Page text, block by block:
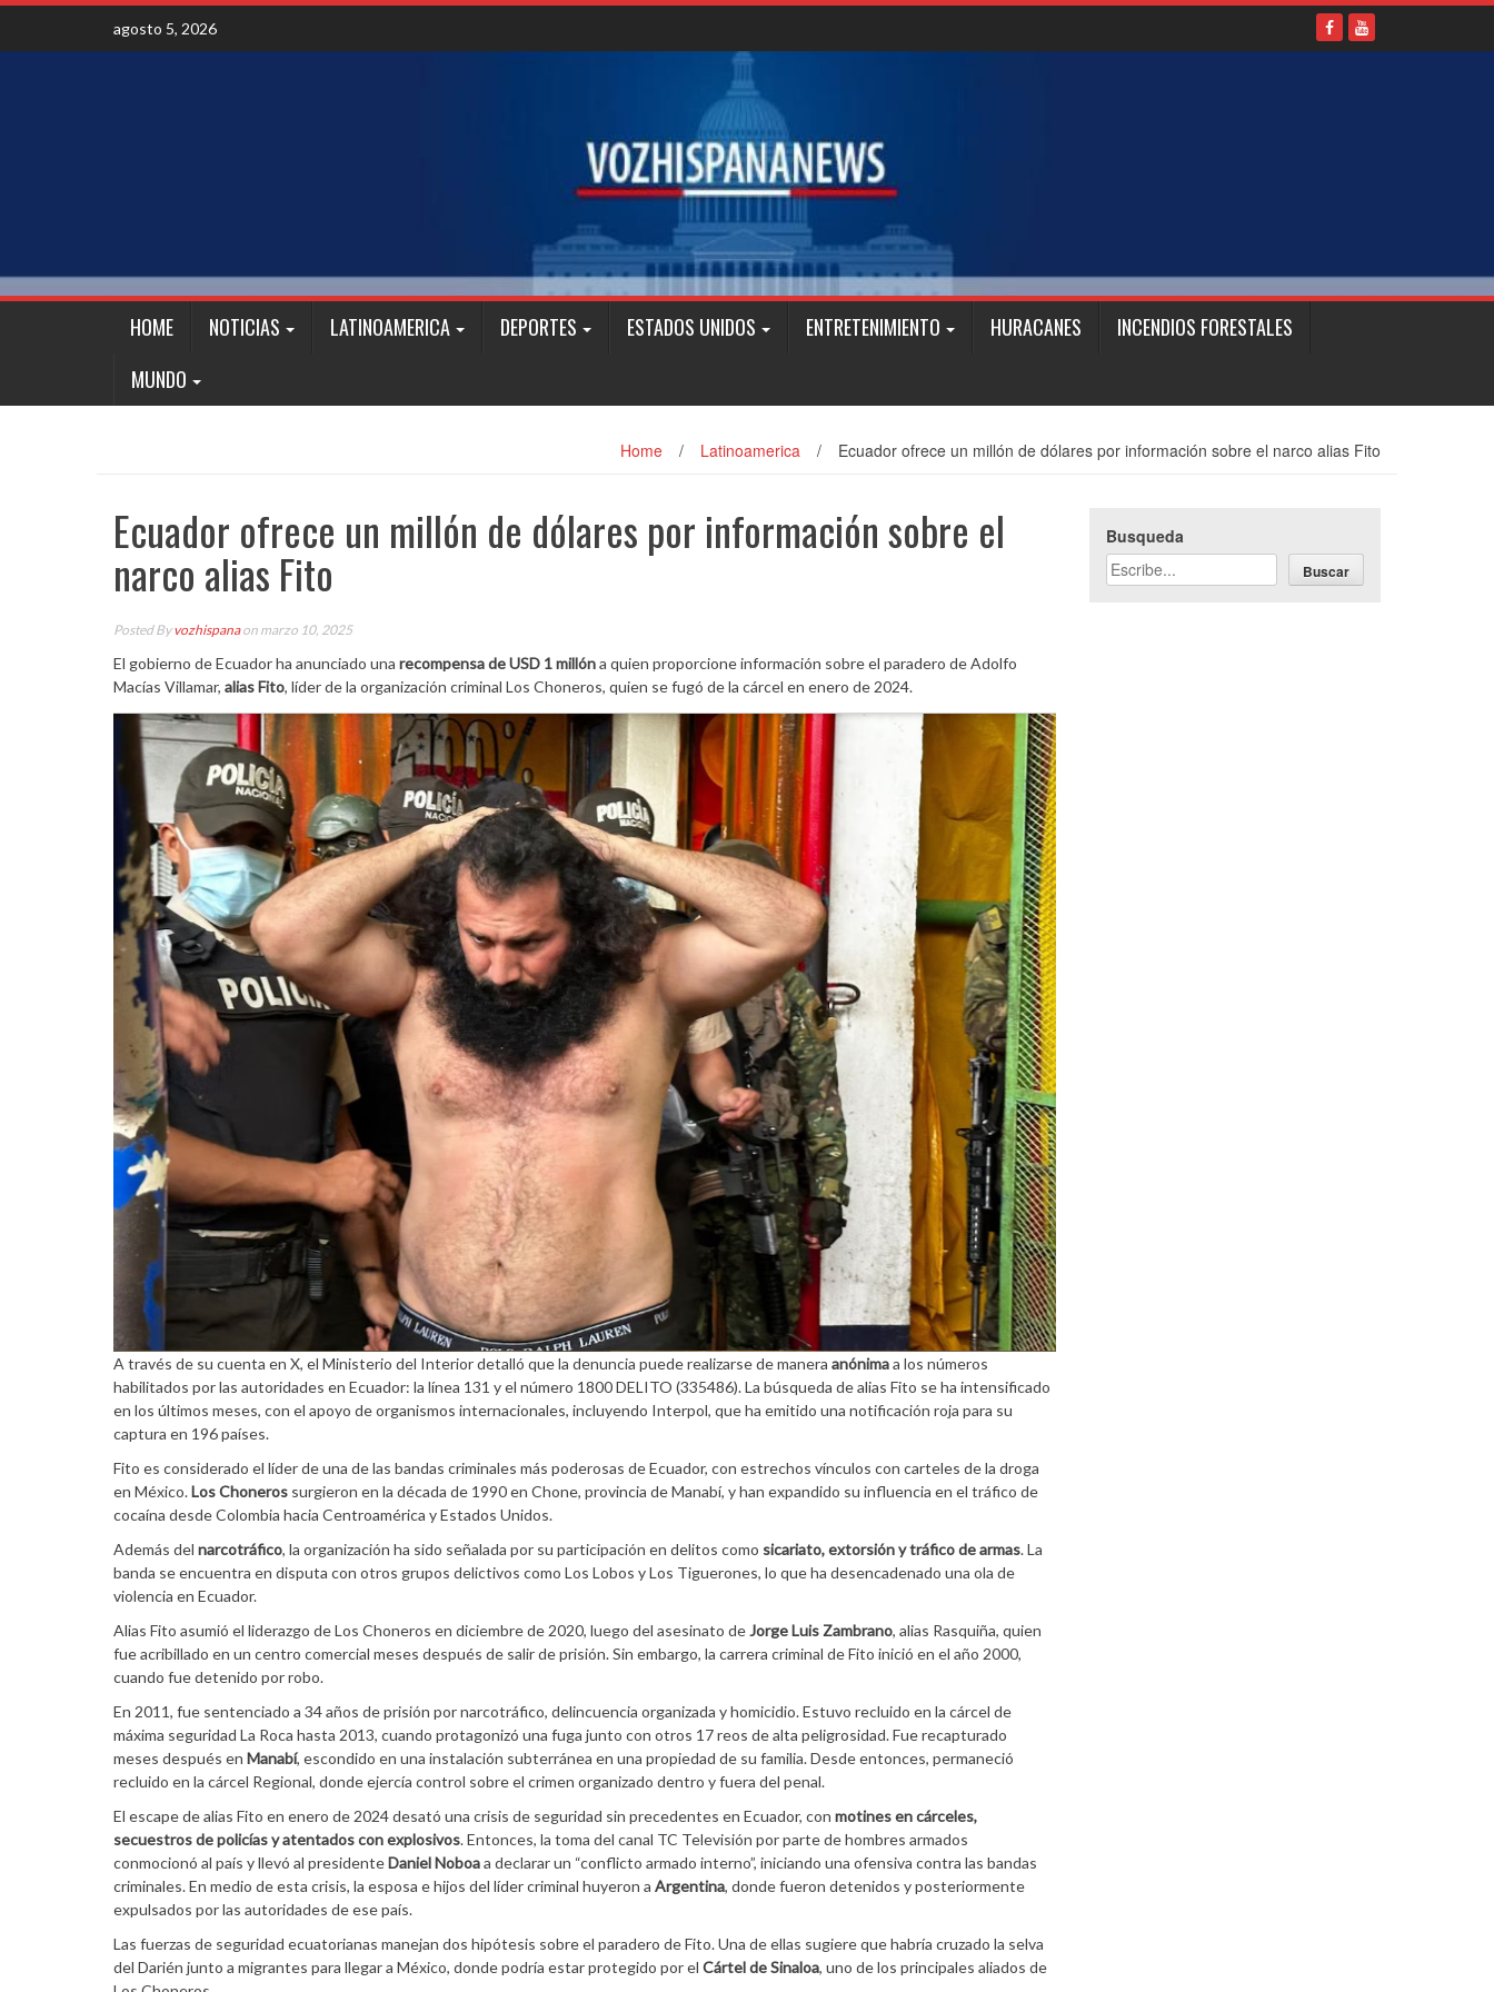
Skip
content
agosto 5, 2026
HOME NOTICIAS LATINOAMERICA DEPORTES ESTADOS UNIDOS ENTRETENIMIENTO HURACANES
INCENDIOS FORESTALES
MUNDO
Home / Latinoamerica / Ecuador ofrece un millón de dólares por información sobre el narco alias Fito
Ecuador ofrece un millón de dólares por información sobre el
narco alias Fito
Posted Byvozhispanaon marzo 10, 2025
El gobierno de Ecuador ha anunciado una recompensa de USD 1 millóna quien proporcione información sobre el paradero de Adolfo
Macías Villamar, alias Fito, líder de la organización criminal Los Choneros, quien se fugó de la cárcel en enero de 2024.
A través de su cuenta en X, el Ministerio del Interior detalló que la denuncia puede realizarse de manera anónimaa los números
habilitados por las autoridades en Ecuador: la línea 131 y el número 1800 DELITO (335486). La búsqueda de alias Fito se ha intensificado
en los últimos meses, con el apoyo de organismos internacionales, incluyendo Interpol, que ha emitido una notificación roja para su
captura en 196 países.
Fito es considerado el líder de una de las bandas criminales más poderosas de Ecuador, con estrechos vínculos con carteles de la droga
en México.Los Choneros surgieron en la década de 1990 en Chone, provincia de Manabí, y han expandido su influencia en el tráfico de
cocaína desde Colombia hacia Centroamérica y Estados Unidos.
Además del narcotráfico, la organización ha sido señalada por su participación en delitos como sicariato, extorsión y tráfico de armas. La
banda se encuentra en disputa con otros grupos delictivos como Los Lobos y Los Tiguerones, lo que ha desencadenado una ola de
violencia en Ecuador.
Alias Fito asumió el liderazgo de Los Choneros en diciembre de 2020, luego del asesinato de Jorge Luis Zambrano, alias Rasquiña, quien
fue acribillado en un centro comercial meses después de salir de prisión. Sin embargo, la carrera criminal de Fito inició en el año 2000,
cuando fue detenido por robo.
En 2011, fue sentenciado a 34 años de prisión por narcotráfico, delincuencia organizada y homicidio. Estuvo recluido en la cárcel de
máxima seguridad La Roca hasta 2013, cuando protagonizó una fuga junto con otros 17 reos de alta peligrosidad. Fue recapturado
meses después en Manabí, escondido en una instalación subterránea en una propiedad de su familia. Desde entonces, permaneció
recluido en la cárcel Regional, donde ejercía control sobre el crimen organizado dentro y fuera del penal.
El escape de alias Fito en enero de 2024 desató una crisis de seguridad sin precedentes en Ecuador, con motines en cárceles,
secuestros de policías y atentados con explosivos. Entonces, la toma del canal TC Televisión por parte de hombres armados
conmocionó al país y llevó al presidenteDaniel Noboaa declarar un “conflicto armado interno”, iniciando una ofensiva contra las bandas
criminales. En medio de esta crisis, la esposa e hijos del líder criminal huyeron a Argentina, donde fueron detenidos y posteriormente
expulsados por las autoridades de ese país.
Las fuerzas de seguridad ecuatorianas manejan dos hipótesis sobre el paradero de Fito. Una de ellas sugiere que habría cruzado la selva
del Darién junto a migrantes para llegar a México, donde podría estar protegido por el Cártel de Sinaloa, uno de los principales aliados de
Busqueda
Buscar